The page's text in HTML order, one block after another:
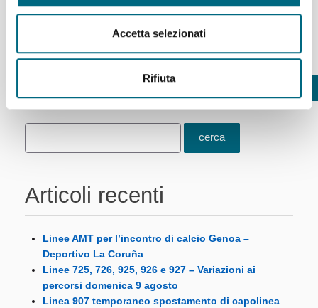
Accetta selezionati
Rifiuta
2
Articoli recenti
Linee AMT per l’incontro di calcio Genoa –
Deportivo La Coruña
Linee 725, 726, 925, 926 e 927 – Variazioni ai
percorsi domenica 9 agosto
Linea 907 temporaneo spostamento di capolinea